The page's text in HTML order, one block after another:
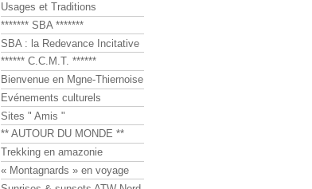
Usages et Traditions
******* SBA *******
SBA : la Redevance Incitative
****** C.C.M.T. ******
Bienvenue en Mgne-Thiernoise
Evénements culturels
Sites " Amis "
** AUTOUR DU MONDE **
Trekking en amazonie
« Montagnards » en voyage